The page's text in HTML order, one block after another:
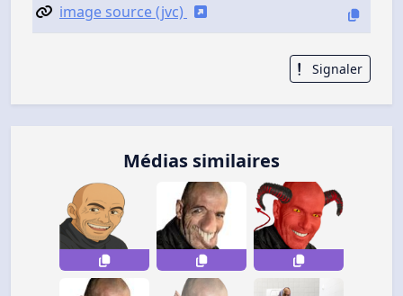
image source (jvc)
Signaler
Médias similaires